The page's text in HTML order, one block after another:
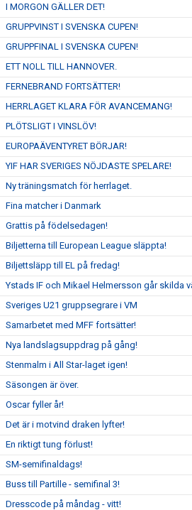
I MORGON GÄLLER DET!
GRUPPVINST I SVENSKA CUPEN!
GRUPPFINAL I SVENSKA CUPEN!
ETT NOLL TILL HANNOVER.
FERNEBRAND FORTSÄTTER!
HERRLAGET KLARA FÖR AVANCEMANG!
PLÖTSLIGT I VINSLÖV!
EUROPAÄVENTYRET BÖRJAR!
YIF HAR SVERIGES NÖJDASTE SPELARE!
Ny träningsmatch för herrlaget.
Fina matcher i Danmark
Grattis på födelsedagen!
Biljetterna till European League släppta!
Biljettsläpp till EL på fredag!
Ystads IF och Mikael Helmersson går skilda
Sveriges U21 gruppsegrare i VM
Samarbetet med MFF fortsätter!
Nya landslagsuppdrag på gång!
Stenmalm i All Star-laget igen!
Säsongen är över.
Oscar fyller år!
Det är i motvind draken lyfter!
En riktigt tung förlust!
SM-semifinaldags!
Buss till Partille - semifinal 3!
Dresscode på måndag - vitt!